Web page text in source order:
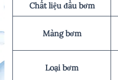
Chất liệu đầu bơm
Màng bơm
Loại bơm